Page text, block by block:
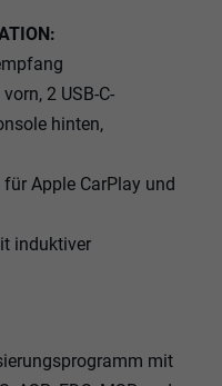
2 USB-C-
hinten,
Apple CarPlay und
induktiver
mit